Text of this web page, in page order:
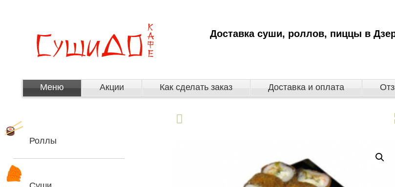
Меню Акции Как сделать заказ Доставка и оплата
Доставка суши, роллов, пиццы в
Роллы